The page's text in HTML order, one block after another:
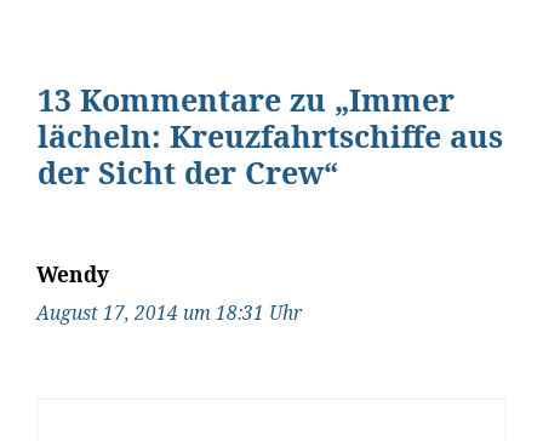
13 Kommentare zu „Immer
lächeln: Kreuzfahrtschiffe aus
der Sicht der Crew“
Wendy
August 17, 2014 um 18:31 Uhr